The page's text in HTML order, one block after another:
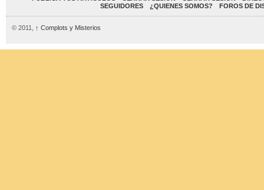
SEGUIDORES
¿QUIENES SOMOS? FOROS DE
© 2011, ↑ Complots y Misterios